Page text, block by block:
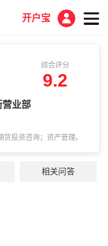
太平街营业部
开户宝
综合评分
9.2
营业部
；期货投资咨询；资产管理。
相关问答